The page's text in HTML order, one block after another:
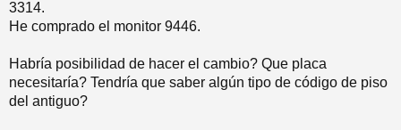
3314.
He comprado el monitor 9446.
Habría posibilidad de hacer el cambio? Que placa
necesitaría? Tendría que saber algún tipo de código de piso
del antiguo?